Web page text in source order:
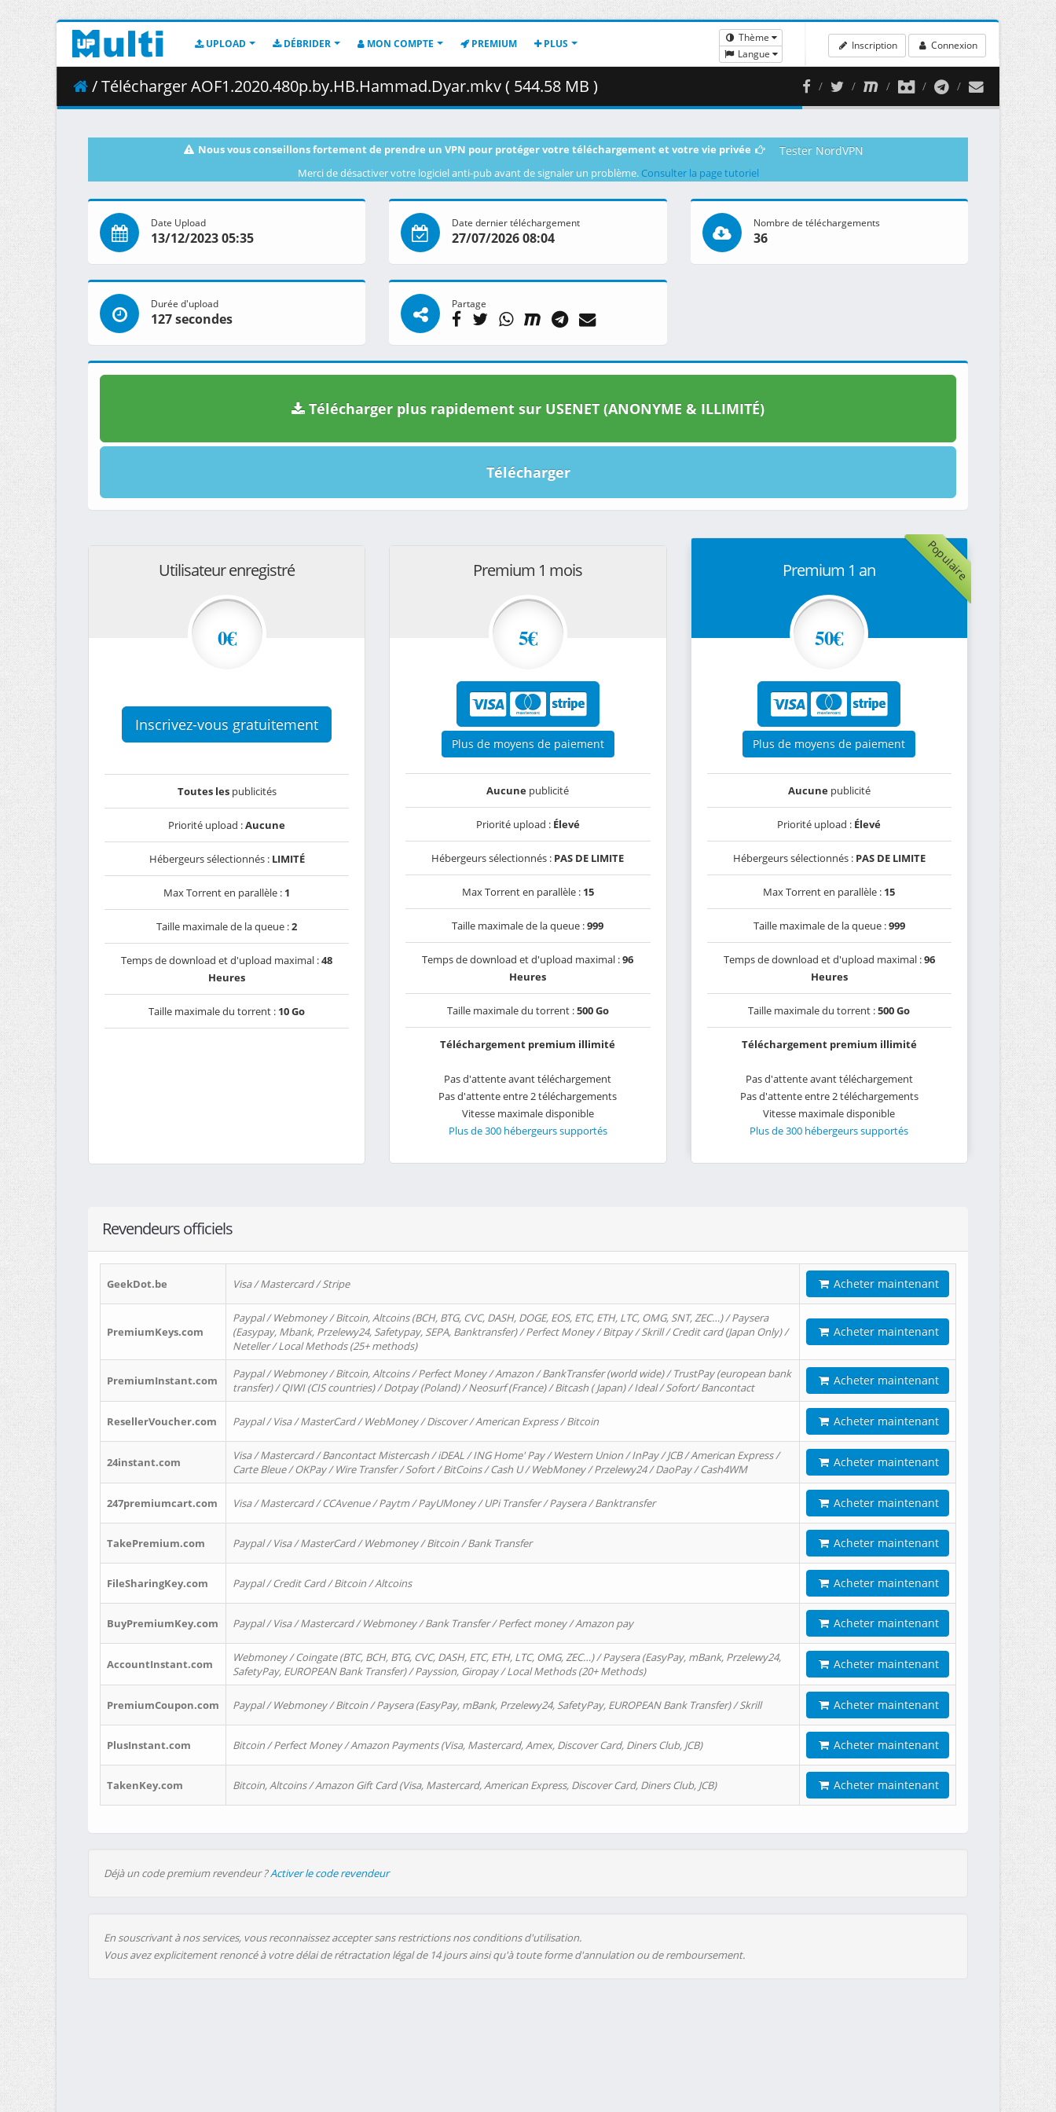
UPLOAD DÉBRIDER MON COMPTE PREMIUM PLUS
Thème
Langue
Inscription Connexion
/ Télécharger AOF1.2020.480p.by.HB.Hammad.Dyar.mkv ( 544.58 MB )
Nous vous conseillons fortement de prendre un VPN pour protéger votre téléchargement et votre vie privée Tester NordVPN
Merci de désactiver votre logiciel anti-pub avant de signaler un problème. Consulter la page tutoriel
Date Upload
13/12/2023 05:35
Date dernier téléchargement
27/07/2026 08:04
Nombre de téléchargements
36
Durée d'upload
127 secondes
Partage
Télécharger plus rapidement sur USENET (ANONYME & ILLIMITÉ)
Télécharger
Utilisateur enregistré
0€
Inscrivez-vous gratuitement
Toutes lespublicités
Priorité upload :Aucune
Hébergeurs sélectionnés : LIMITÉ
Max Torrent en parallèle : 1
Taille maximale de la queue :2
Temps de download et d'upload maximal :48
Heures
Taille maximale du torrent : 10 Go
Premium 1 mois
5€
Plus de moyens de paiement
Aucune publicité
Priorité upload : Élevé
Hébergeurs sélectionnés : PAS DE LIMITE
Max Torrent en parallèle : 15
Taille maximale de la queue :999
Temps de download et d'upload maximal :96
Heures
Taille maximale du torrent :500 Go
Téléchargement premium illimité
Pas d'attente avant téléchargement
Pas d'attente entre 2 téléchargements
Vitesse maximale disponible
Plus de 300 hébergeurs supportés
Populaire
Premium 1 an
50€
Plus de moyens de paiement
Aucunepublicité
Priorité upload : Élevé
Hébergeurs sélectionnés : PAS DE LIMITE
Max Torrent en parallèle : 15
Taille maximale de la queue :999
Temps de download et d'upload maximal :96
Heures
Taille maximale du torrent :500 Go
Téléchargement premium illimité
Pas d'attente avant téléchargement
Pas d'attente entre 2 téléchargements
Vitesse maximale disponible
Plus de 300 hébergeurs supportés
Revendeurs officiels
GeekDot.be Visa / Mastercard / Stripe Acheter maintenant
PremiumKeys.com
Paypal / Webmoney / Bitcoin, Altcoins (BCH, BTG, CVC, DASH, DOGE, EOS, ETC, ETH, LTC, OMG, SNT, ZEC…) / Paysera
(Easypay, Mbank, Przelewy24, Safetypay, SEPA, Banktransfer) / Perfect Money / Bitpay / Skrill / Credit card (Japan Only) /
Neteller / Local Methods (25+ methods)
Acheter maintenant
PremiumInstant.com
Paypal / Webmoney / Bitcoin, Altcoins / Perfect Money / Amazon / BankTransfer (world wide) / TrustPay (european bank
transfer) / QIWI (CIS countries) / Dotpay (Poland) / Neosurf (France) / Bitcash ( Japan) / Ideal / Sofort/ Bancontact
Acheter maintenant
ResellerVoucher.com Paypal / Visa / MasterCard / WebMoney / Discover / American Express / Bitcoin Acheter maintenant
24instant.com
Visa / Mastercard / Bancontact Mistercash / iDEAL / ING Home' Pay / Western Union / InPay / JCB / American Express /
Carte Bleue / OKPay / Wire Transfer / Sofort / BitCoins / Cash U / WebMoney / Przelewy24 / DaoPay / Cash4WM
Acheter maintenant
247premiumcart.com Visa / Mastercard / CCAvenue / Paytm / PayUMoney / UPi Transfer / Paysera / Banktransfer Acheter maintenant
TakePremium.com Paypal / Visa / MasterCard / Webmoney / Bitcoin / Bank Transfer Acheter maintenant
FileSharingKey.com Paypal / Credit Card / Bitcoin / Altcoins Acheter maintenant
BuyPremiumKey.com Paypal / Visa / Mastercard / Webmoney / Bank Transfer / Perfect money / Amazon pay Acheter maintenant
AccountInstant.com
Webmoney / Coingate (BTC, BCH, BTG, CVC, DASH, ETC, ETH, LTC, OMG, ZEC…) / Paysera (EasyPay, mBank, Przelewy24,
SafetyPay, EUROPEAN Bank Transfer) / Payssion, Giropay / Local Methods (20+ Methods)
Acheter maintenant
PremiumCoupon.com Paypal / Webmoney / Bitcoin / Paysera (EasyPay, mBank, Przelewy24, SafetyPay, EUROPEAN Bank Transfer) / Skrill Acheter maintenant
PlusInstant.com Bitcoin / Perfect Money / Amazon Payments (Visa, Mastercard, Amex, Discover Card, Diners Club, JCB) Acheter maintenant
TakenKey.com Bitcoin, Altcoins / Amazon Gift Card (Visa, Mastercard, American Express, Discover Card, Diners Club, JCB) Acheter maintenant
Déjà un code premium revendeur ?Activer le code revendeur
En souscrivant à nos services, vous reconnaissez accepter sans restrictions nos conditions d'utilisation.
Vous avez explicitement renoncé à votre délai de rétractation légal de 14 jours ainsi qu'à toute forme d'annulation ou de remboursement.